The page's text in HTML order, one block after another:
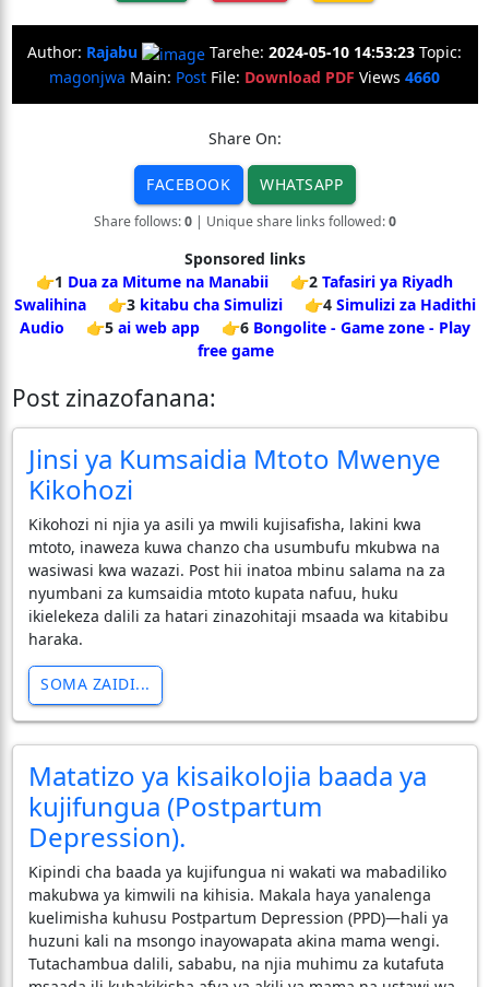
Author: Rajabu Tarehe: 2024-05-10 14:53:23 Topic:
magonjwa Main: Post File: Download PDF Views 4660
Share On:
FACEBOOK WHATSAPP
Share follows:0| Unique share links followed:0
Sponsored links
👉1 Dua za Mitume na Manabii 👉2 Tafasiri ya Riyadh
Swalihina
👉3 kitabu cha Simulizi 👉4 Simulizi za Hadithi
Audio
👉5 ai web app 👉6 Bongolite - Game zone - Play
free game
Post zinazofanana:
Jinsi ya Kumsaidia Mtoto Mwenye
Kikohozi
Kikohozi ni njia ya asili ya mwili kujisafisha, lakini kwa
mtoto, inaweza kuwa chanzo cha usumbufu mkubwa na
wasiwasi kwa wazazi. Post hii inatoa mbinu salama na za
nyumbani za kumsaidia mtoto kupata nafuu, huku
ikielekeza dalili za hatari zinazohitaji msaada wa kitabibu
haraka.
SOMA ZAIDI...
Matatizo ya kisaikolojia baada ya
kujifungua (Postpartum
Depression).
Kipindi cha baada ya kujifungua ni wakati wa mabadiliko
makubwa ya kimwili na kihisia. Makala haya yanalenga
kuelimisha kuhusu Postpartum Depression (PPD)—hali ya
huzuni kali na msongo inayowapata akina mama wengi.
Tutachambua dalili, sababu, na njia muhimu za kutafuta